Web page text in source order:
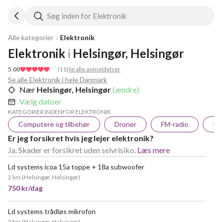
Søg inden for Elektronik
Alle kategorier Elektronik
5.00 ( 11)Se alle anmeldelser
Elektronik i Helsingør, Helsingør
Se alle Elektronik i hele Danmark
Nær Helsingør, Helsingør(ændre)
Vælg datoer
KATEGORIER INDENFOR ELEKTRONIK
Computere og tilbehør Droner FM-radio
Er jeg forsikret hvis jeg lejer elektronik?
Ja. Skader er forsikret uden selvrisiko. Læs mere
Ld systems icoa 15a toppe + 18a subwoofer
2 km (Helsingør, Helsingør)
750 kr/dag
Ld systems trådløs mikrofon